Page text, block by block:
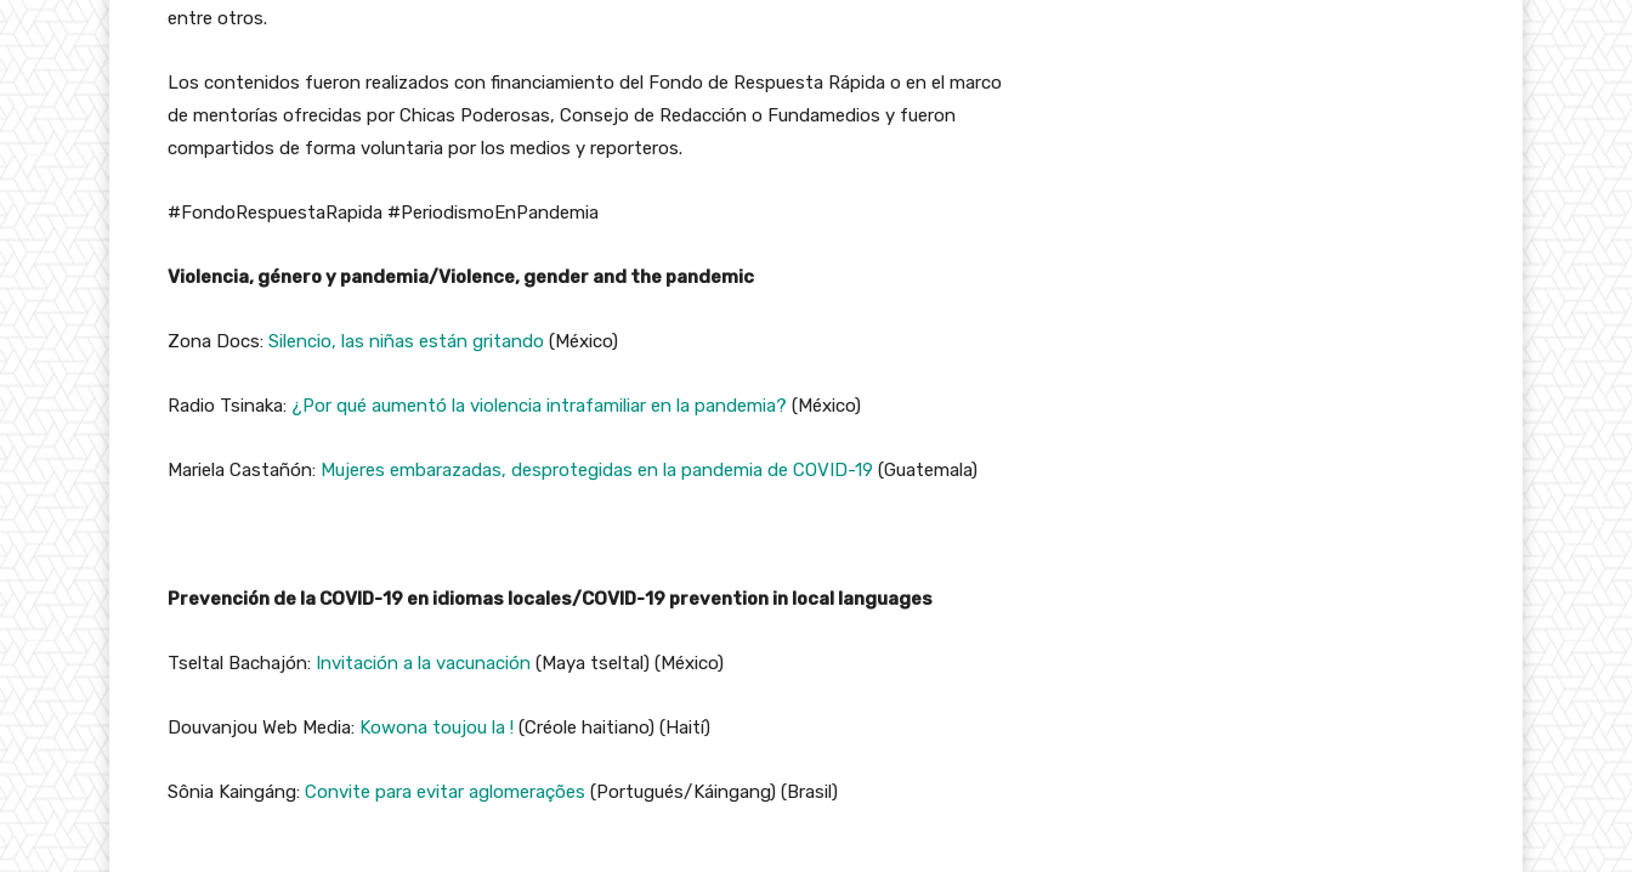
entre otros.
Los contenidos fueron realizados con financiamiento del Fondo de Respuesta Rápida o en el marco
de mentorías ofrecidas por Chicas Poderosas, Consejo de Redacción o Fundamedios y fueron
compartidos de forma voluntaria por los medios y reporteros.
#FondoRespuestaRapida #PeriodismoEnPandemia
Violencia, género y pandemia/Violence, gender and the pandemic
Zona Docs: Silencio, las niñas están gritando (México)
Radio Tsinaka: ¿Por qué aumentó la violencia intrafamiliar en la pandemia? (México)
Mariela Castañón: Mujeres embarazadas, desprotegidas en la pandemia de COVID-19 (Guatemala)
Prevención de la COVID-19 en idiomas locales/COVID-19 prevention in local languages
Tseltal Bachajón: Invitación a la vacunación (Maya tseltal) (México)
Douvanjou Web Media: Kowona toujou la ! (Créole haitiano) (Haití)
Sônia Kaingáng: Convite para evitar aglomerações (Portugués/Káingang) (Brasil)